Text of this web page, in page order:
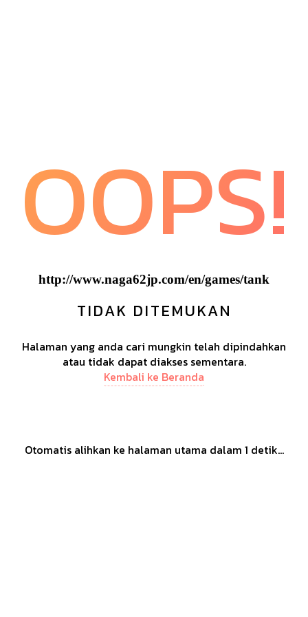
OOPS!
http://www.naga62jp.com/en/games/tank
TIDAK DITEMUKAN
Halaman yang anda cari mungkin telah dipindahkan
atau tidak dapat diakses sementara.
Kembali ke Beranda
Otomatis alihkan ke halaman utama dalam 1 detik...